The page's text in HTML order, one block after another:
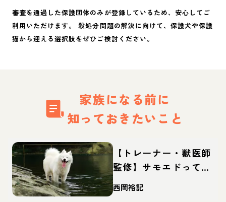
審査を通過した保護団体のみが登録しているため、安心してご
利用いただけます。 殺処分問題の解決に向けて、保護犬や保護
猫から迎える選択肢をぜひご検討ください。
家族になる前に
知っておきたいこと
【トレーナー・獣医師
監修】サモエドってど
んな犬？性格・特徴・
育て方・迎え方
西岡裕記